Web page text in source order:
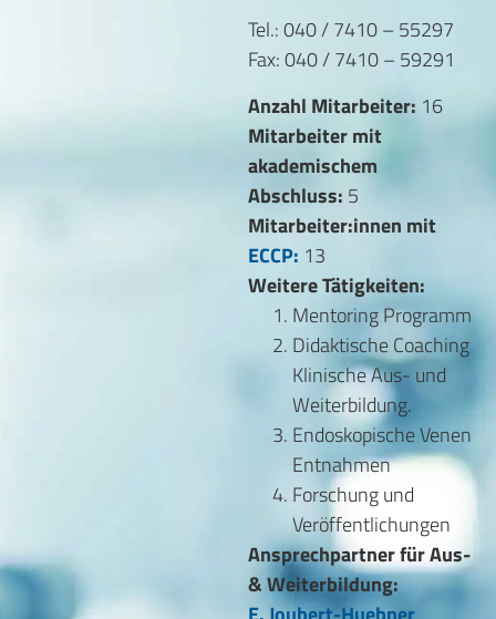
Tel.: 040 / 7410 – 55297
Fax: 040 / 7410 – 59291
Anzahl Mitarbeiter: 16
Mitarbeiter mit
akademischem
Abschluss: 5
Mitarbeiter:innen mit
ECCP: 13
Weitere Tätigkeiten:
Mentoring Programm
Didaktische Coaching
Klinische Aus- und
Weiterbildung.
Endoskopische Venen
Entnahmen
Forschung und
Veröffentlichungen
Ansprechpartner für Aus-
& Weiterbildung: